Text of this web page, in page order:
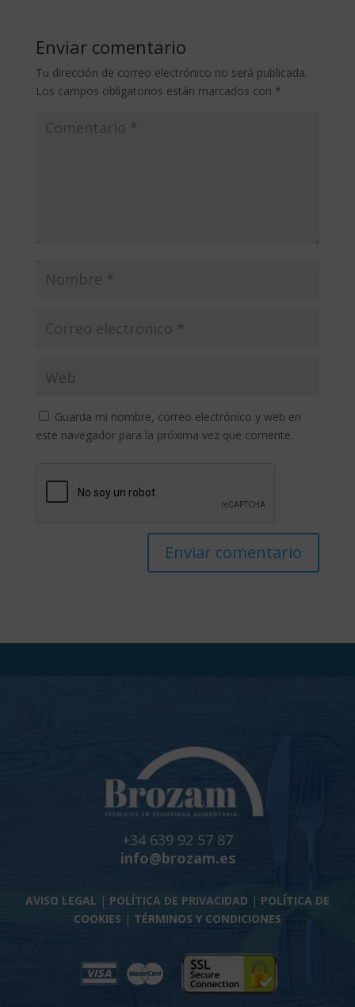
Enviar comentario
Tu dirección de correo electrónico no será publicada.
Los campos obligatorios están marcados con *
Guarda mi nombre, correo electrónico y web en
este navegador para la próxima vez que comente.
+34 639 92 57 87
info@brozam.es
AVISO LEGAL | POLÍTICA DE PRIVACIDAD | POLÍTICA DE
COOKIES | TÉRMINOS Y CONDICIONES